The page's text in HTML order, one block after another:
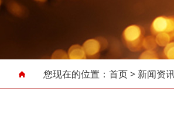
您现在的位置： 首页> 新闻资